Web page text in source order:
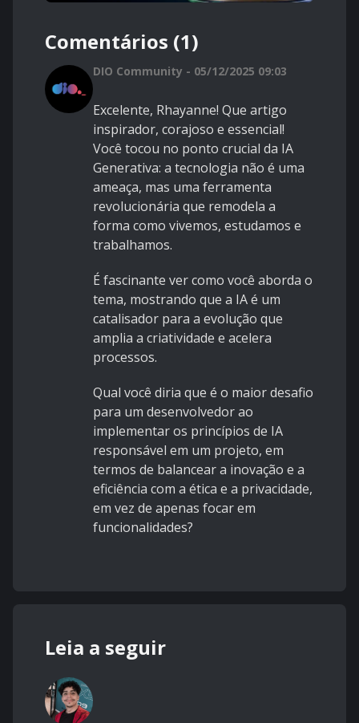
Comentários (1)
DIO Community - 05/12/2025 09:03
Excelente, Rhayanne! Que artigo
inspirador, corajoso e essencial!
Você tocou no ponto crucial da IA
Generativa: a tecnologia não é uma
ameaça, mas uma ferramenta
revolucionária que remodela a
forma como vivemos, estudamos e
trabalhamos.
É fascinante ver como você aborda o
tema, mostrando que a IA é um
catalisador para a evolução que
amplia a criatividade e acelera
processos.
Qual você diria que é o maior desafio
para um desenvolvedor ao
implementar os princípios de IA
responsável em um projeto, em
termos de balancear a inovação e a
eficiência com a ética e a privacidade,
em vez de apenas focar em
funcionalidades?
Leia a seguir